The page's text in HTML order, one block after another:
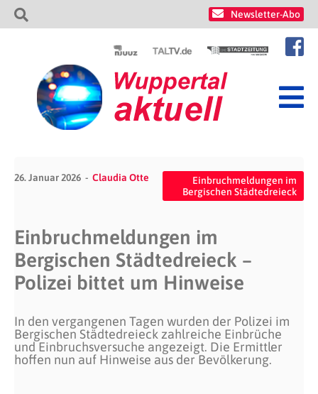
Newsletter-Abo
26. Januar 2026 Claudia Otte
Einbruchmeldungen im
Bergischen Städtedreieck
Einbruchmeldungen im
Bergischen Städtedreieck –
Polizei bittet um Hinweise
In den vergangenen Tagen wurden der Polizei im
Bergischen Städtedreieck zahlreiche Einbrüche
und Einbruchsversuche angezeigt. Die Ermittler
hoffen nun auf Hinweise aus der Bevölkerung.